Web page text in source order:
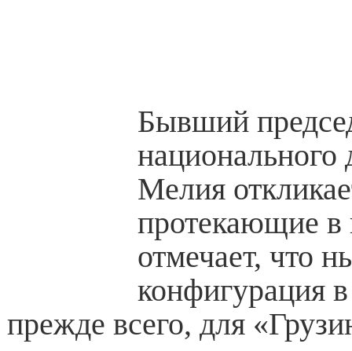
Бывший
Мелия
протекающие в
отмечает, что
конфигурация
прежде всего, для